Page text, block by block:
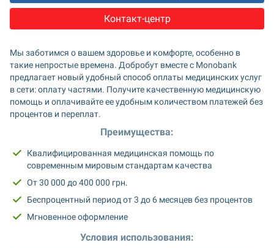
Контакт-центр
Мы заботимся о вашем здоровье и комфорте, особенно в
такие непростые времена. Добробут вместе с Monobank
предлагает новый удобный способ оплаты медицинских услуг
в сети: оплату частями. Получите качественную медицинскую
помощь и оплачивайте ее удобным количеством платежей без
процентов и переплат.
Преимущества:
Квалифицированная медицинская помощь по
современным мировым стандартам качества
От 30 000 до 400 000 грн.
Беспроцентный период от 3 до 6 месяцев без процентов
Мгновенное оформление
Условия использования: